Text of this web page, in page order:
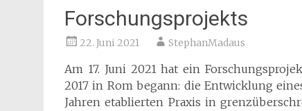
Forschungsprojekts
22. Juni 2021 StephanMadaus
Am 17. Juni 2021 hat ein
2017 in Rom begann: die Entwicklung
Jahren etablierten Praxis in